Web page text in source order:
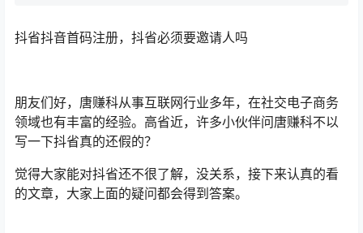
抖省抖音首码注册，抖省必须要邀请人吗
朋友们好，唐赚科从事互联网行业多年，在社交电子商务
领域也有丰富的经验。高省近，许多小伙伴问唐赚科不以
写一下抖省真的还假的？
觉得大家能对抖省还不很了解，没关系，接下来认真的看
的文章，大家上面的疑问都会得到答案。